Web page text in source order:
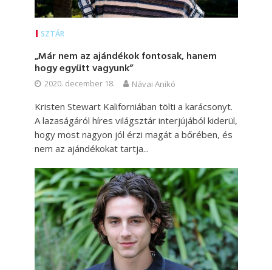
SZTÁR
„Már nem az ajándékok fontosak, hanem
hogy együtt vagyunk”
2020. december 18. Návai Anikó
Kristen Stewart Kaliforniában tölti a karácsonyt.
A lazaságáról híres világsztár interjújából kiderül,
hogy most nagyon jól érzi magát a bőrében, és
nem az ajándékokat tartja...